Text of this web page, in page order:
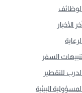
الأخبار
السفر
للتقطير
البيئية